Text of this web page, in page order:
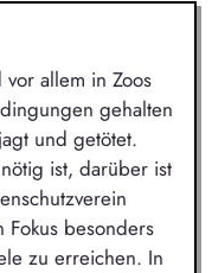
allem in Zoos
gehalten
und getötet.
ist, darüber ist
besonders
zu erreichen. In